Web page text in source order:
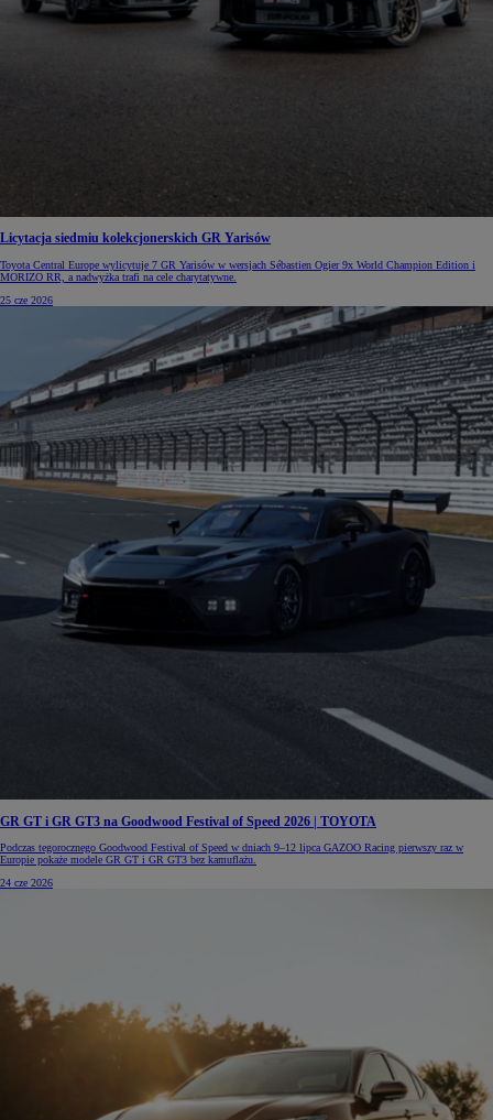
Licytacja siedmiu kolekcjonerskich GR Yarisów
Toyota Central Europe wylicytuje 7 GR Yarisów w wersjach Sébastien Ogier 9x World Champion Edition i
MORIZO RR, a nadwyżka trafi na cele charytatywne.
25 cze 2026
GR GT i GR GT3 na Goodwood Festival of Speed 2026 | TOYOTA
Podczas tegorocznego Goodwood Festival of Speed w dniach 9–12 lipca GAZOO Racing pierwszy raz w
Europie pokaże modele GR GT i GR GT3 bez kamuflażu.
24 cze 2026